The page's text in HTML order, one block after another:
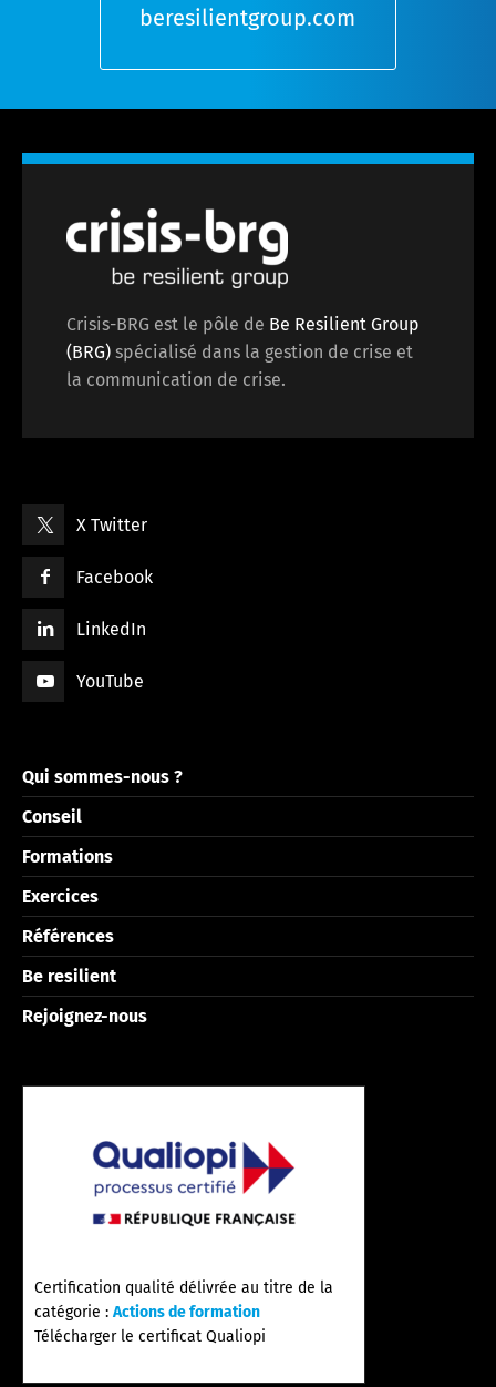
beresilientgroup.com
Crisis-BRG est le pôle de Be Resilient Group
(BRG) spécialisé dans la gestion de crise et
la communication de crise.
X Twitter
Facebook
LinkedIn
YouTube
Qui sommes-nous ?
Conseil
Formations
Exercices
Références
Be resilient
Rejoignez-nous
Certification qualité délivrée au titre de la
catégorie : Actions de formation
Télécharger le certificat Qualiopi